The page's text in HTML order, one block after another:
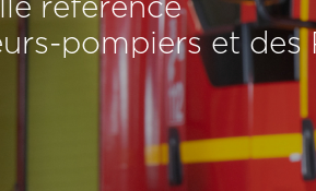
pompiers et des